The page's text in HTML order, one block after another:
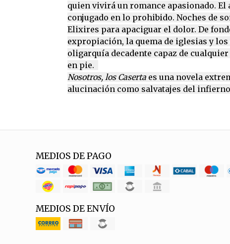
quien vivirá un romance apasionado. El
conjugado en lo prohibido. Noches de
Elixires para apaciguar el dolor. De
expropiación, la quema de iglesias y
oligarquía decadente capaz de
en pie.
Nosotros, los Caserta es una novela
alucinación como salvatajes del
MEDIOS DE PAGO
MEDIOS DE ENVÍO